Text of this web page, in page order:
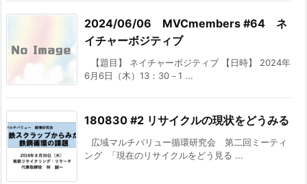
2024/06/06 MVCmembers #64 ネ
イチャーボジティブ
【題目】 ネイチャーポジティブ 【日時】 2024年
6月6日（木）13：30－1 ...
180830 #2 リサイクルの現状をどうみる
広域マルチバリュー循環研究会 第二回ミーティ
ング 「現在のリサイクルをどう見る ...